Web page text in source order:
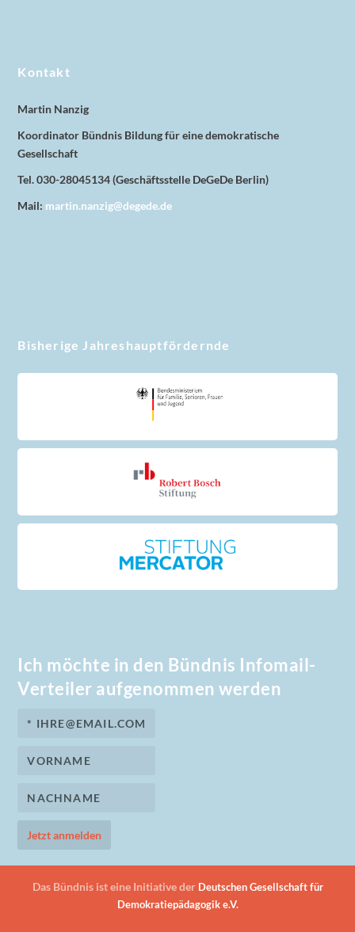
Kontakt
Martin Nanzig
Koordinator Bündnis Bildung für eine demokratische
Gesellschaft
Tel. 030-28045134 (Geschäftsstelle DeGeDe Berlin)
Mail: martin.nanzig@degede.de
Bisherige Jahreshauptfördernde
Ich möchte in den Bündnis Infomail-
Verteiler aufgenommen werden
Das Bündnis ist eine Initiative der Deutschen Gesellschaft für
Demokratiepädagogik e.V.